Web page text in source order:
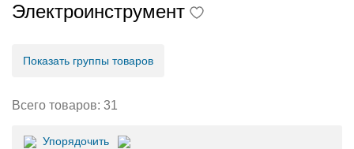
Электроинструмент
Показать группы товаров
Всего товаров: 31
Упорядочить